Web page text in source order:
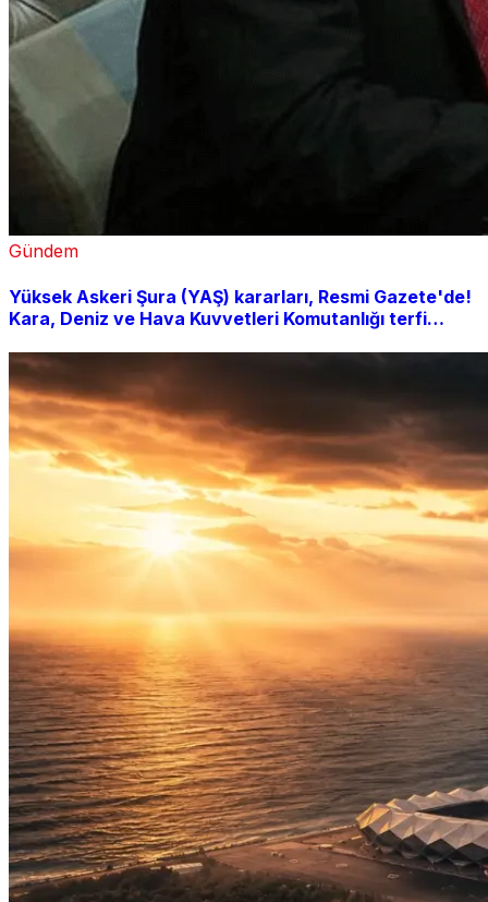
Gündem
Yüksek Askeri Şura (YAŞ) kararları, Resmi Gazete'de!
Kara, Deniz ve Hava Kuvvetleri Komutanlığı terfi